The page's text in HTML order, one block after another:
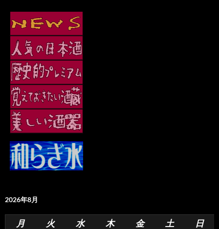
2026年8月
月 火 水 木 金 土 日